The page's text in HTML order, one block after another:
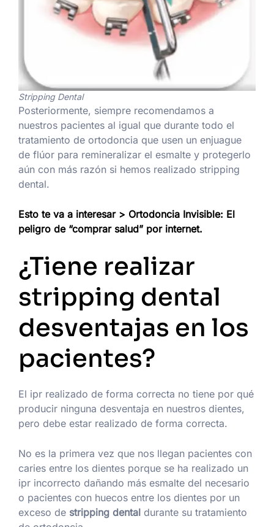
Stripping Dental
Posteriormente, siempre recomendamos a
nuestros pacientes al igual que durante todo el
tratamiento de ortodoncia que usen un enjuague
de flúor para remineralizar el esmalte y protegerlo
aún con más razón si hemos realizado stripping
dental.
Esto te va a interesar > Ortodoncia Invisible: El
peligro de “comprar salud” por internet.
¿Tiene realizar
stripping dental
desventajas en los
pacientes?
El ipr realizado de forma correcta no tiene por qué
producir ninguna desventaja en nuestros dientes,
pero debe estar realizado de forma correcta.
No es la primera vez que nos llegan pacientes con
caries entre los dientes porque se ha realizado un
ipr incorrecto dañando más esmalte del necesario
o pacientes con huecos entre los dientes por un
exceso de stripping dental durante su tratamiento